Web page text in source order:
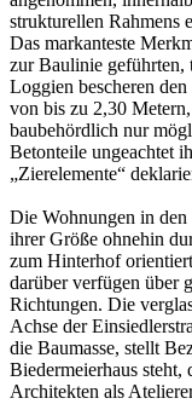
strukturellen Rahmens
Das markanteste
zur Baulinie geführten,
Loggien bescheren
von bis zu 2,30
baubehördlich nur
Betonteile ungeachtet
„Zierelemente“
Die Wohnungen in
ihrer Größe ohnehin
zum Hinterhof
darüber verfügen über
Richtungen. Die
Achse der
die Baumasse, stellt
Biedermeierhaus
Architekten als